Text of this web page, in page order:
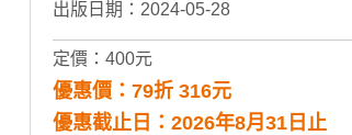
出版日期：2024-05-28
定價：400元
優惠價：79折 316元
優惠截止日：2026年8月31日止